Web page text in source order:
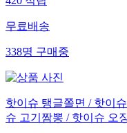
420적립
무료배송
338명구매중
핫이슈 탱글쫄면 / 핫이
슈 고기짬뽕 / 핫이슈 오